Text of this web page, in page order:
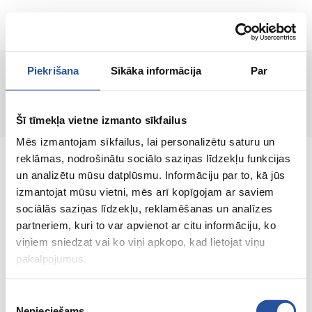
Piekrišana Sīkāka informācija Par
Šī tīmekļa vietne izmanto sīkfailus
Mēs izmantojam sīkfailus, lai personalizētu saturu un
reklāmas, nodrošinātu sociālo saziņas līdzekļu funkcijas
un analizētu mūsu datplūsmu. Informāciju par to, kā jūs
izmantojat mūsu vietni, mēs arī kopīgojam ar saviem
sociālās saziņas līdzekļu, reklamēšanas un analīzes
partneriem, kuri to var apvienot ar citu informāciju, ko
viņiem sniedzat vai ko viņi apkopo, kad lietojat viņu
pakalpojumus.
ET
Lehte ei leitud!
Veebipoodi soodsate hindade ja kvaliteetsete
toodetega, kus kliendi rahulolu on meie
peamine väärtus.
Koik sinu kodu ja aia jaoks!